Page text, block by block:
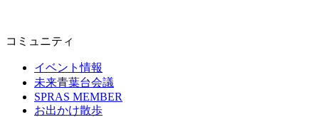
コミュニティ
イベント情報
未来青葉台会議
SPRAS MEMBER
お出かけ散歩